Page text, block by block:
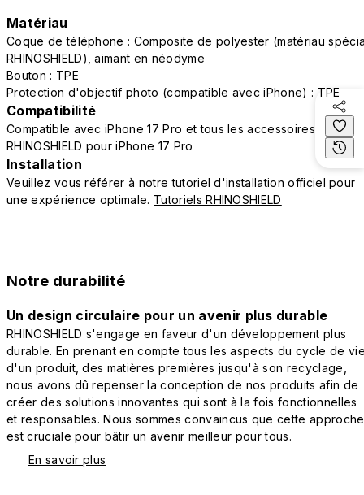
Matériau
Coque de téléphone : Composite de polyester (matériau
RHINOSHIELD), aimant en néodyme
Bouton : TPE
Protection d'objectif photo (compatible avec iPhone) : TPE
Compatibilité
Compatible avec iPhone 17 Pro et tous les accessoires
RHINOSHIELD pour iPhone 17 Pro
Installation
Veuillez vous référer à notre tutoriel d'installation officiel pour
une expérience optimale. Tutoriels RHINOSHIELD
Notre durabilité
Un design circulaire pour un avenir plus durable
RHINOSHIELD s'engage en faveur d'un développement plus
durable. En prenant en compte tous les aspects du cycle de
d'un produit, des matières premières jusqu'à son recyclage,
nous avons dû repenser la conception de nos produits afin de
créer des solutions innovantes qui sont à la fois fonctionnelles
et responsables. Nous sommes convaincus que cette approche
est cruciale pour bâtir un avenir meilleur pour tous.
En savoir plus